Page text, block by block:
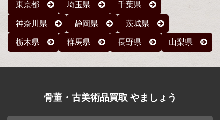
東京都 埼玉県 千葉県
神奈川県 静岡県 茨城県
栃木県 群馬県 長野県 山梨県
骨董・古美術品買取 やましょう